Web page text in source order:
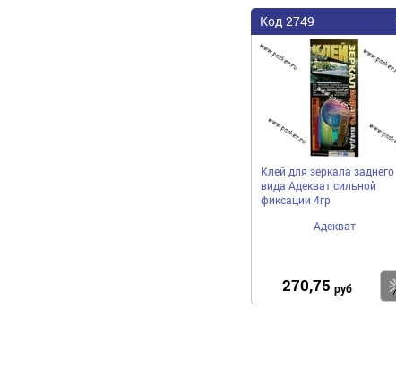
Код 2749
Клей для зеркала заднего
вида Адекват сильной
фиксации 4гр
Адекват
270,75 руб